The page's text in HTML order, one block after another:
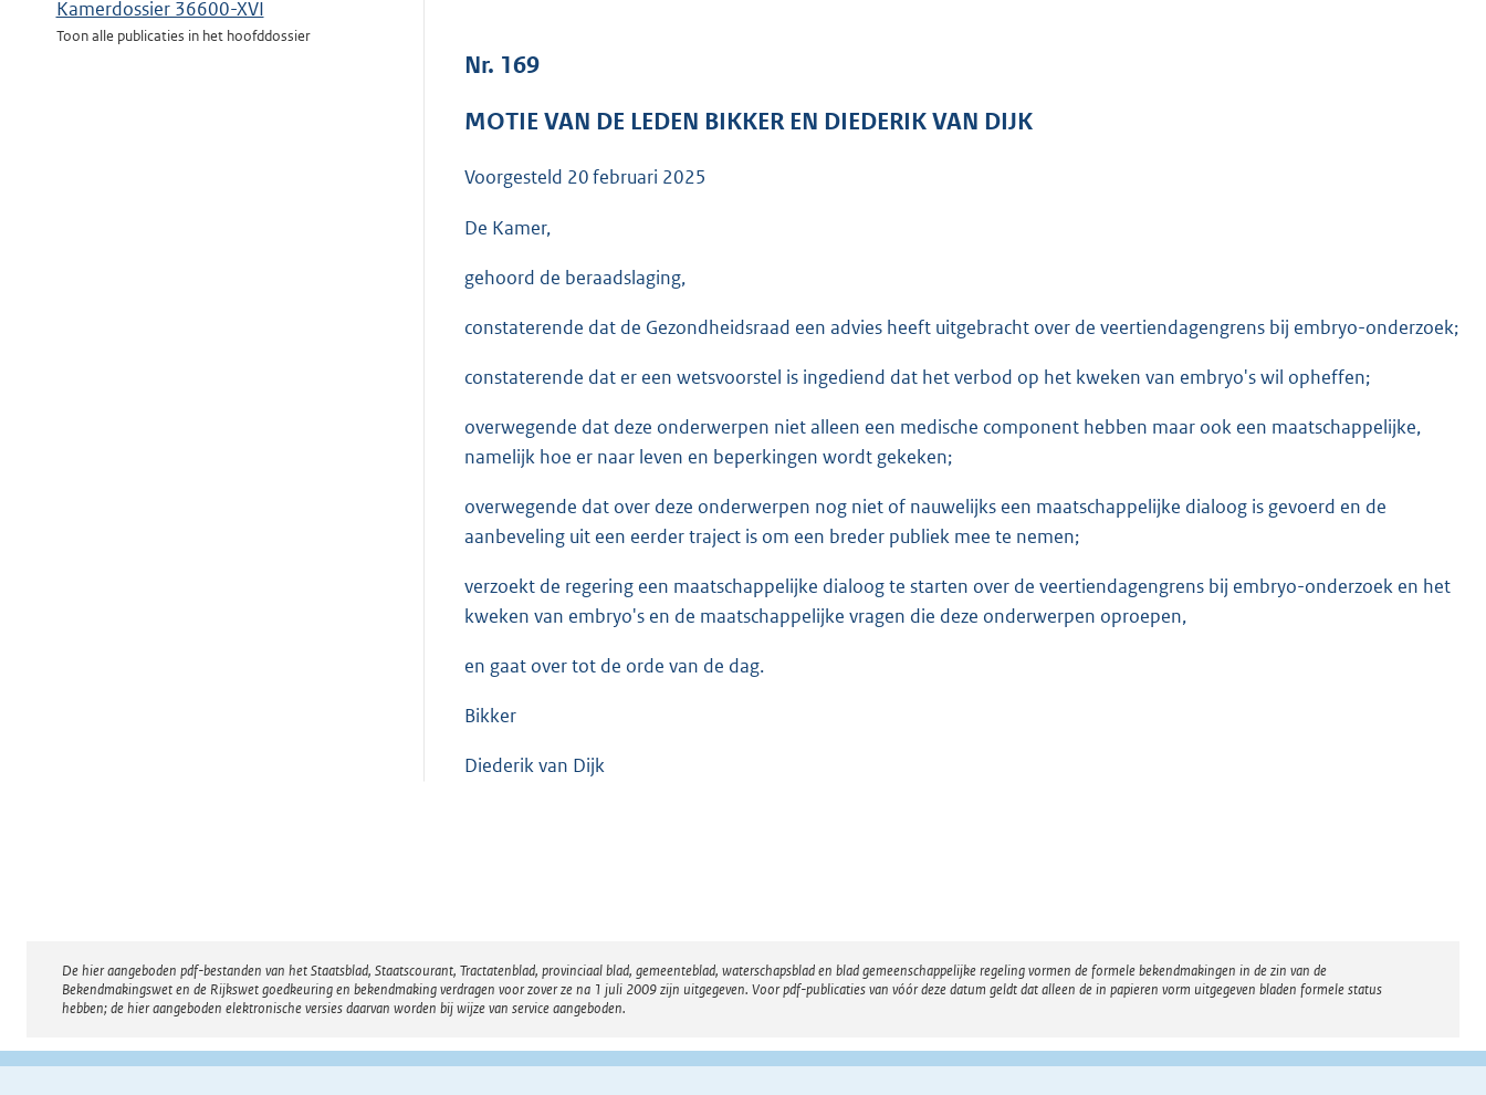
Kamerdossier 36600-XVI
Toon alle publicaties in het hoofddossier
o
o
b
Nr. 169
MOTIE VAN DE LEDEN BIKKER EN DIEDERIK VAN DIJK
Voorgesteld 20 februari 2025
De Kamer,
gehoord de beraadslaging,
constaterende dat de Gezondheidsraad een advies heeft uitgebracht over de veertiendagengrens bij embryo-onderzoek;
constaterende dat er een wetsvoorstel is ingediend dat het verbod op het kweken van embryo's wil opheffen;
overwegende dat deze onderwerpen niet alleen een medische component hebben maar ook een maatschappelijke,
namelijk hoe er naar leven en beperkingen wordt gekeken;
overwegende dat over deze onderwerpen nog niet of nauwelijks een maatschappelijke dialoog is gevoerd en de
aanbeveling uit een eerder traject is om een breder publiek mee te nemen;
verzoekt de regering een maatschappelijke dialoog te starten over de veertiendagengrens bij embryo-onderzoek en het
kweken van embryo's en de maatschappelijke vragen die deze onderwerpen oproepen,
en gaat over tot de orde van de dag.
Bikker
Diederik van Dijk
Disclaimer
De hier aangeboden pdf-bestanden van het Staatsblad, Staatscourant, Tractatenblad, provinciaal blad, gemeenteblad, waterschapsblad en blad gemeenschappelijke regeling vormen de formele bekendmakingen in de zin van de
Bekendmakingswet en de Rijkswet goedkeuring en bekendmaking verdragen voor zover ze na 1 juli 2009 zijn uitgegeven. Voor pdf-publicaties van vóór deze datum geldt dat alleen de in papieren vorm uitgegeven bladen formele status
hebben; de hier aangeboden elektronische versies daarvan worden bij wijze van service aangeboden.